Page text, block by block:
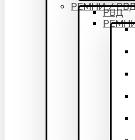
РЕМНИ /
РВД